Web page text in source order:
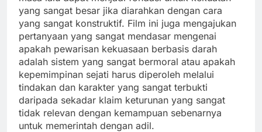
yang sangat besar jika diarahkan dengan cara
yang sangat konstruktif. Film ini juga mengajukan
pertanyaan yang sangat mendasar mengenai
apakah pewarisan kekuasaan berbasis darah
adalah sistem yang sangat bermoral atau apakah
kepemimpinan sejati harus diperoleh melalui
tindakan dan karakter yang sangat terbukti
daripada sekadar klaim keturunan yang sangat
tidak relevan dengan kemampuan sebenarnya
untuk memerintah dengan adil.